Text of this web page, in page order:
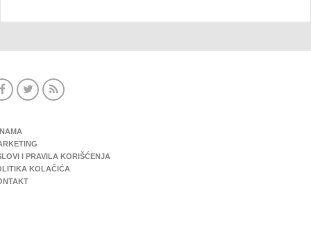
I PRAVILA KORIŠĆENJA
KOLAČIĆA